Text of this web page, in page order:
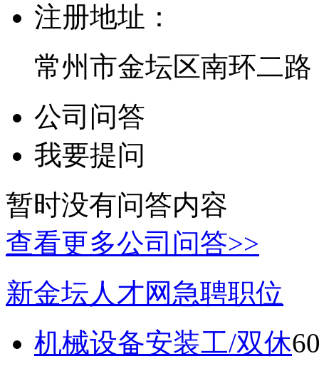
注册地址：
常州市金坛区南环二
公司问答
我要提问
暂时没有问答内容
查看更多公司问答>>
新金坛人才网急聘职位
机械设备安装工/双休